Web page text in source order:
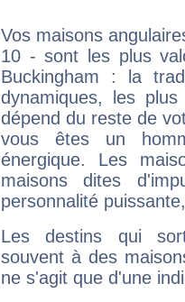
Vos maisons
10 - sont les plus
Buckingham : la
dynamiques, les
dépend du reste de
vous êtes un
énergique. Les
maisons dites
personnalité
Les destins qui
souvent à des
ne s'agit que d'une